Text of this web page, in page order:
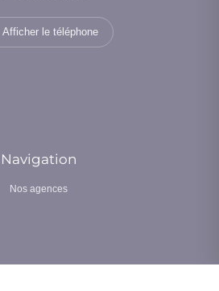
Afficher le téléphone
Navigation
Nos agences